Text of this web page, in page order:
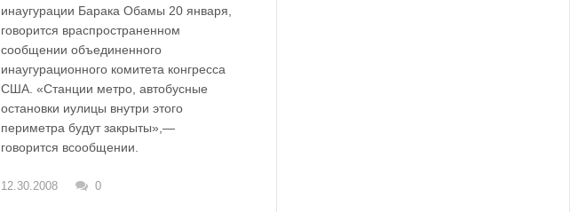
инаугурации Барака Обамы 20 января,
говорится враспространенном
сообщении объединенного
инаугурационного комитета конгресса
США. «Станции метро, автобусные
остановки иулицы внутри этого
периметра будут закрыты»,—
говорится всообщении.
12.30.2008 0